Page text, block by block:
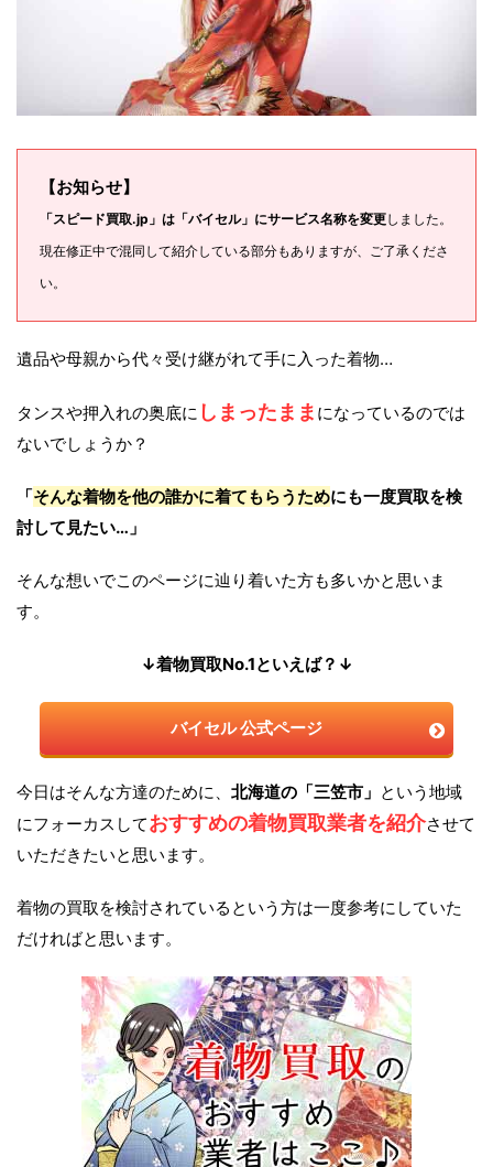
【お知らせ】
「スピード買取.jp」は「バイセル」にサービス名称を変更しました。
現在修正中で混同して紹介している部分もありますが、ご了承くださ
い。
遺品や母親から代々受け継がれて手に入った着物…
タンスや押入れの奥底に しまったまま になっているのでは
ないでしょうか？
「そんな着物を他の誰かに着てもらうためにも一度買取を検
討して見たい…」
そんな想いでこのページに辿り着いた方も多いかと思いま
す。
↓着物買取No.1といえば？↓
バイセル 公式ページ
今日はそんな方達のために、 北海道の「三笠市」 という地域
にフォーカスしておすすめの着物買取業者を紹介させて
いただきたいと思います。
着物の買取を検討されているという方は一度参考にしていた
だければと思います。